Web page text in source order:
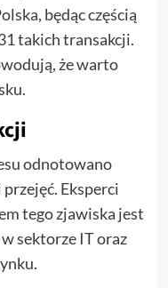
będąc częścią
takich transakcji.
że warto
odnotowano
Eksperci
tego zjawiska jest
sektorze IT oraz